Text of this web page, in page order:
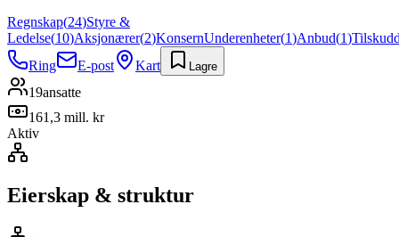
Regnskap(24)Styre &
Ledelse(10)Aksjonærer(2)KonsernUnderenheter(1)Anbud(1)
Ring
E-post Kart Lagre
19ansatte
161,3 mill. kr
Aktiv
Eierskap & struktur